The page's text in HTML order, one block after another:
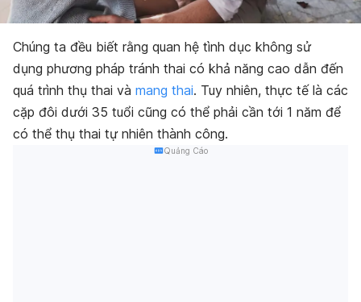
Chúng ta đều biết rằng quan hệ tình dục không sử
dụng phương pháp tránh thai có khả năng cao dẫn đến
quá trình thụ thai và mang thai. Tuy nhiên, thực tế là các
cặp đôi dưới 35 tuổi cũng có thể phải cần tới 1 năm để
có thể thụ thai tự nhiên thành công.
Quảng Cáo